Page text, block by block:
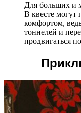
Для больших и
В квесте могут
комфортом,
тоннелей и
продвигаться